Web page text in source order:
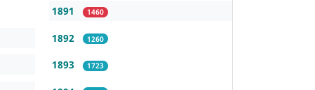
1891 1460
1892 1260
1893 1723